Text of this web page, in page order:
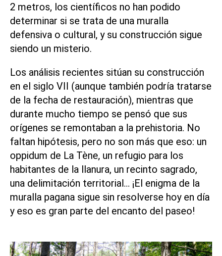
2 metros, los científicos no han podido
determinar si se trata de una muralla
defensiva o cultural, y su construcción sigue
siendo un misterio.
Los análisis recientes sitúan su construcción
en el siglo VII (aunque también podría tratarse
de la fecha de restauración), mientras que
durante mucho tiempo se pensó que sus
orígenes se remontaban a la prehistoria. No
faltan hipótesis, pero no son más que eso: un
oppidum de La Tène, un refugio para los
habitantes de la llanura, un recinto sagrado,
una delimitación territorial… ¡El enigma de la
muralla pagana sigue sin resolverse hoy en día
y eso es gran parte del encanto del paseo!